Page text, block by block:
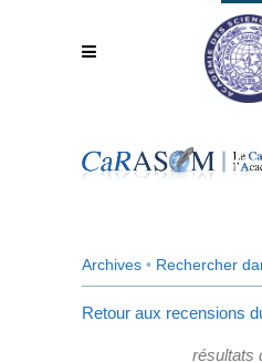
Archives • Rechercher
Retour aux recensions
résultats